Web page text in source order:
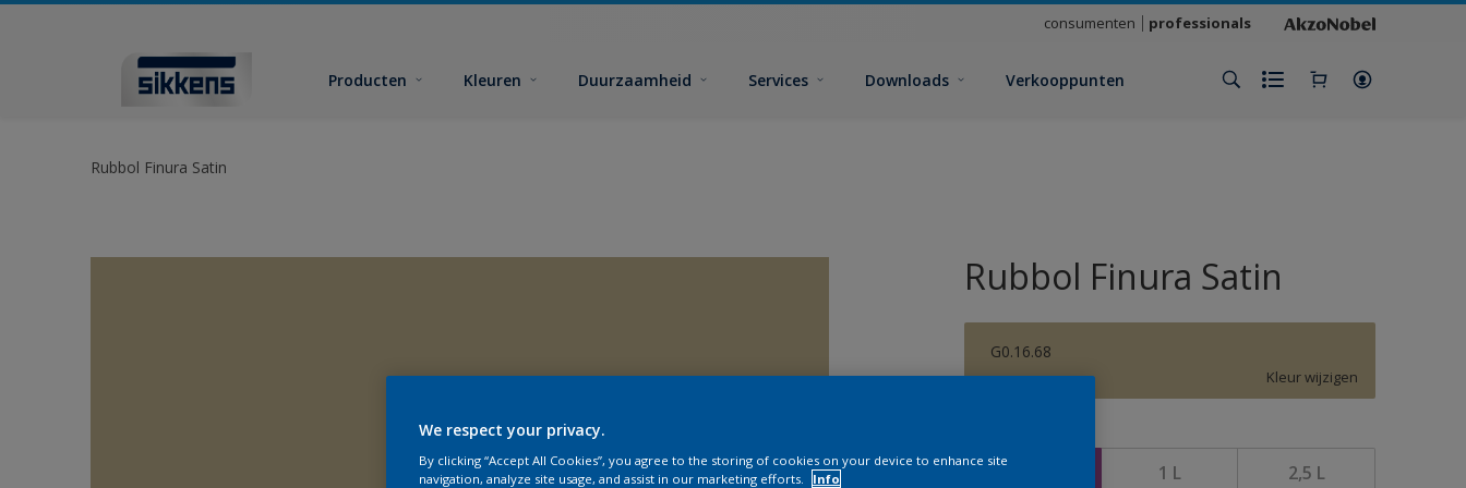
consumenten professionals
Producten Kleuren Duurzaamheid Services Downloads Verkooppunten
Rubbol Finura Satin
Rubbol Finura Satin
G0.16.68
Kleur wijzigen
500 ML 1 L 2,5 L
We respect your privacy.
By clicking “Accept All Cookies”, you agree to the storing of cookies on your device to enhance site
navigation, analyze site usage, and assist in our marketing efforts.
Info